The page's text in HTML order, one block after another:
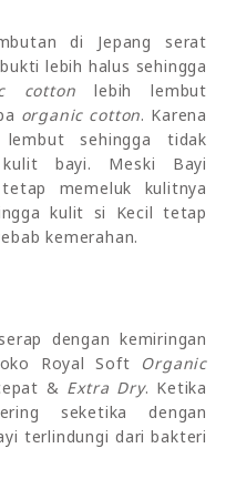
di Jepang serat
lebih halus sehingga
cotton lebih lembut
organic cotton. Karena
sehingga tidak
bayi. Meski Bayi
memeluk kulitnya
kulit si Kecil tetap
kemerahan.
dengan kemiringan
Royal Soft Organic
& Extra Dry. Ketika
seketika dengan
terlindungi dari bakteri